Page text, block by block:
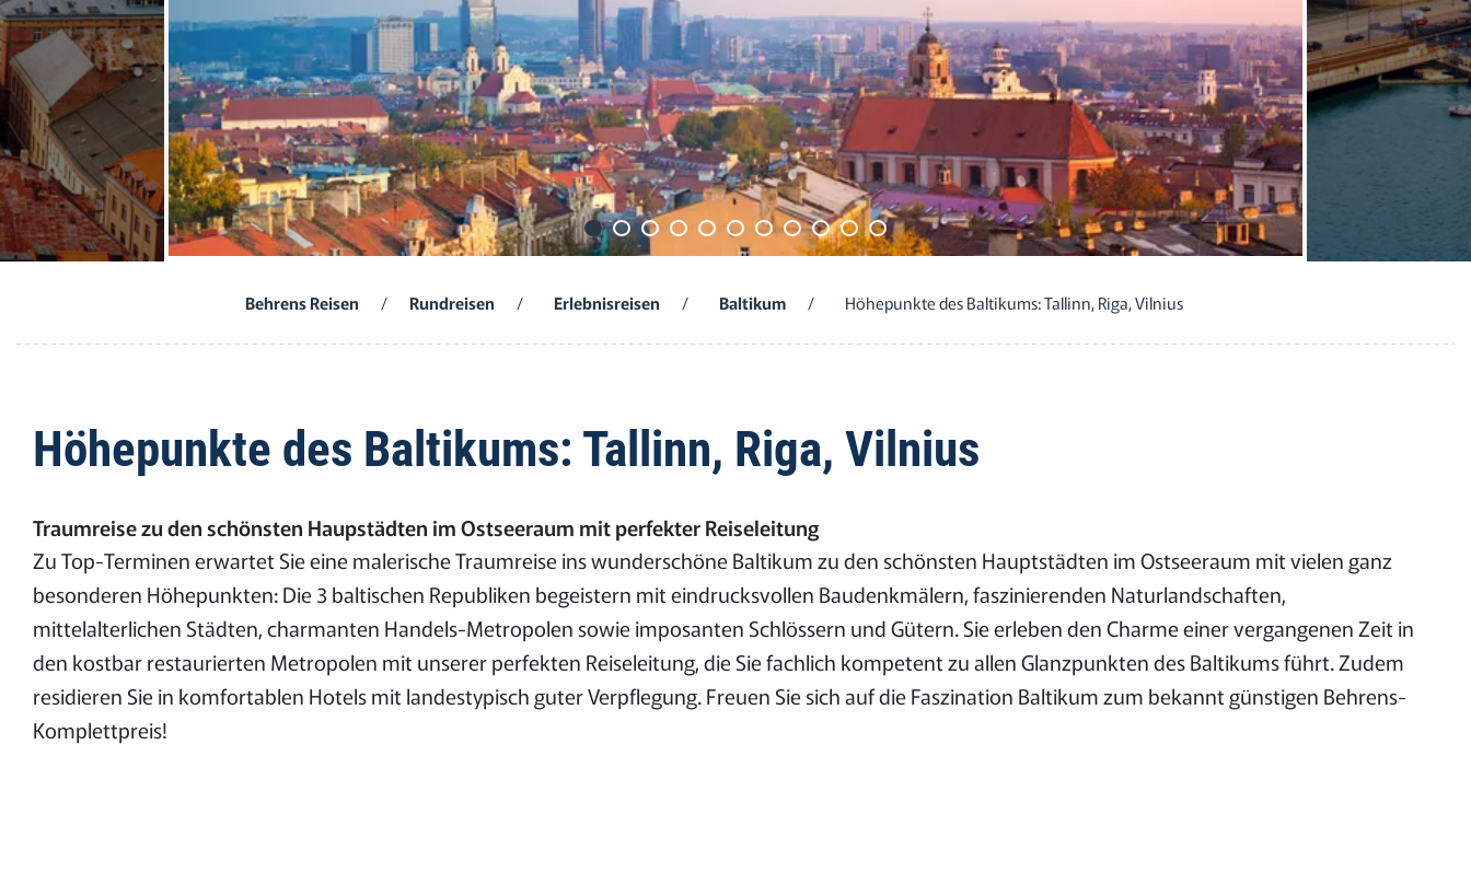
Behrens Reisen / Rundreisen / Erlebnisreisen / Baltikum / Höhepunkte des Baltikums: Tallinn, Riga, Vilnius
Höhepunkte des Baltikums: Tallinn, Riga, Vilnius
Traumreise zu den schönsten Haupstädten im Ostseeraum mit perfekter Reiseleitung
Zu Top-Terminen erwartet Sie eine malerische Traumreise ins wunderschöne Baltikum zu den schönsten Hauptstädten im Ostseeraum mit vielen ganz
besonderen Höhepunkten: Die 3 baltischen Republiken begeistern mit eindrucksvollen Baudenkmälern, faszinierenden Naturlandschaften,
mittelalterlichen Städten, charmanten Handels-Metropolen sowie imposanten Schlössern und Gütern. Sie erleben den Charme einer vergangenen Zeit in
den kostbar restaurierten Metropolen mit unserer perfekten Reiseleitung, die Sie fachlich kompetent zu allen Glanzpunkten des Baltikums führt. Zudem
residieren Sie in komfortablen Hotels mit landestypisch guter Verpflegung. Freuen Sie sich auf die Faszination Baltikum zum bekannt günstigen Behrens-
Komplettpreis!